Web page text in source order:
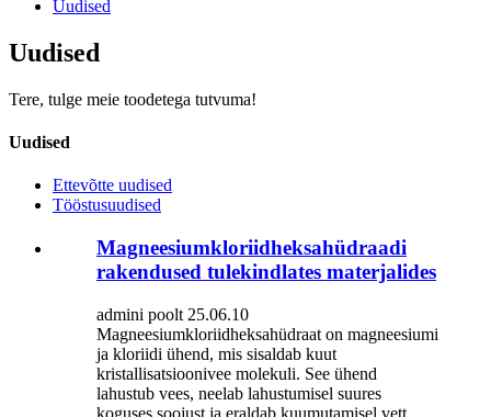
Uudised
Uudised
Tere, tulge meie toodetega tutvuma!
Uudised
Ettevõtte uudised
Tööstusuudised
Magneesiumkloriidheksahüdraadi
rakendused tulekindlates materjalides
admini poolt 25.06.10
Magneesiumkloriidheksahüdraat on magneesiumi
ja kloriidi ühend, mis sisaldab kuut
kristallisatsioonivee molekuli. See ühend
lahustub vees, neelab lahustumisel suures
koguses soojust ja eraldab kuumutamisel vett.